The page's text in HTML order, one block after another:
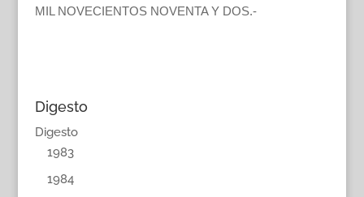
MIL NOVECIENTOS NOVENTA Y DOS.-
Digesto
Digesto
1983
1984